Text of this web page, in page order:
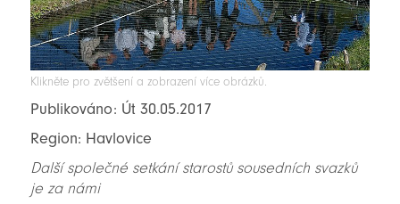
Klikněte pro zvětšení a zobrazení více obrázků.
Publikováno: Út 30.05.2017
Region: Havlovice
Další společné setkání starostů sousedních svazků
je za námi